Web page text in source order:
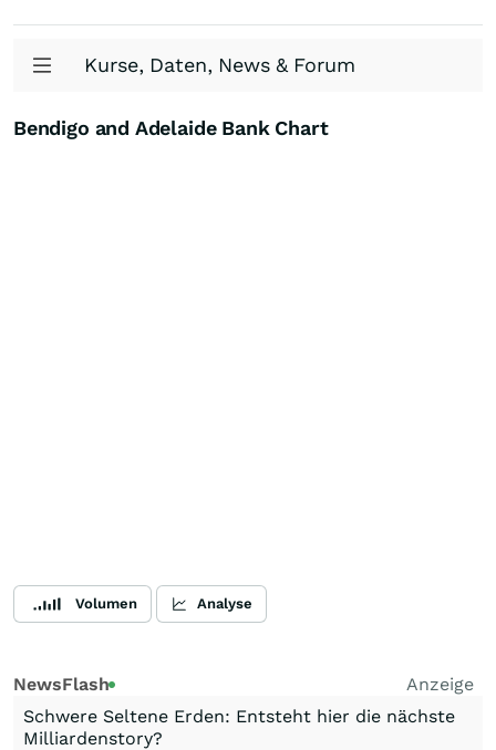
Kurse, Daten, News & Forum
Bendigo and Adelaide Bank Chart
Volumen Analyse
NewsFlash
Anzeige
Schwere Seltene Erden: Entsteht hier die nächste
Milliardenstory?